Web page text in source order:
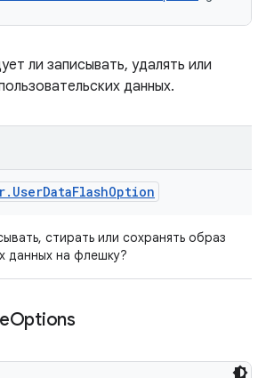
ли записывать, удалять или
данных.
. UserDataFlashOption
стирать или сохранять образ
данных на флешку?
Options